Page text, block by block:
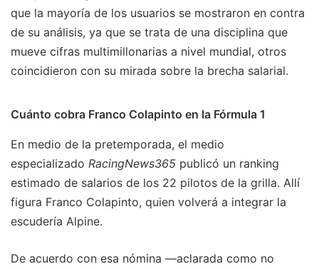
que la mayoría de los usuarios se mostraron en contra
de su análisis, ya que se trata de una disciplina que
mueve cifras multimillonarias a nivel mundial, otros
coincidieron con su mirada sobre la brecha salarial.
Cuánto cobra Franco Colapinto en la Fórmula 1
En medio de la pretemporada, el medio
especializado RacingNews365 publicó un ranking
estimado de salarios de los 22 pilotos de la grilla. Allí
figura Franco Colapinto, quien volverá a integrar la
escudería Alpine.
De acuerdo con esa nómina —aclarada como no